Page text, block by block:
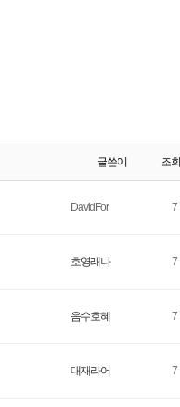
글쓴이 조회
DavidFor 7
호영래나 7
음수호혜 7
대재라어 7